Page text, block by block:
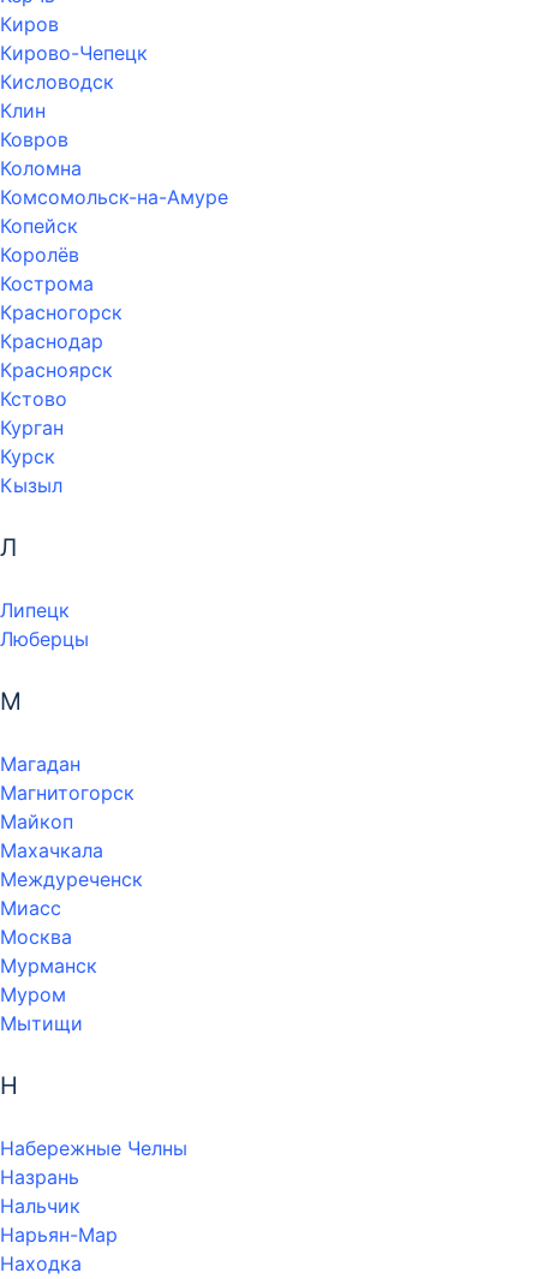
Киров
Кирово-Чепецк
Кисловодск
Клин
Ковров
Коломна
Комсомольск-на-Амуре
Копейск
Королёв
Кострома
Красногорск
Краснодар
Красноярск
Кстово
Курган
Курск
Кызыл
Л
Липецк
Люберцы
М
Магадан
Магнитогорск
Майкоп
Махачкала
Междуреченск
Миасс
Москва
Мурманск
Муром
Мытищи
Н
Набережные Челны
Назрань
Нальчик
Нарьян-Мар
Находка